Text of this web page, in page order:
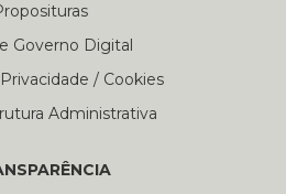
Governo Digital
/ Cookies
Administrativa